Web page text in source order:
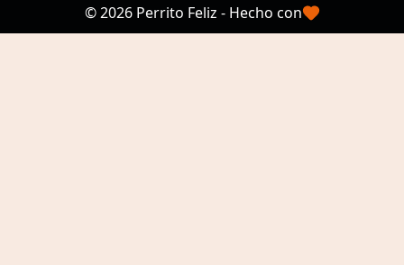
© 2026 Perrito Feliz - Hecho con